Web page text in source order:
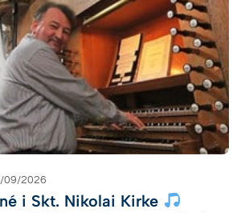
09/2026
i Skt. Nikolai Kirke